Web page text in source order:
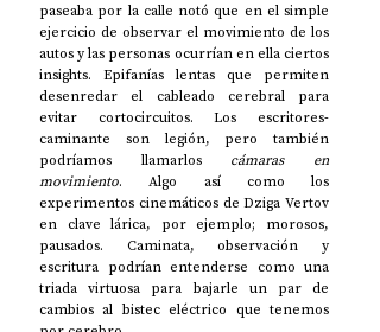
paseaba por la calle notó que en el simple
ejercicio de observar el movimiento de los
autos y las personas ocurrían en ella ciertos
insights. Epifanías lentas que permiten
desenredar el cableado cerebral para
evitar cortocircuitos. Los escritores-
caminante son legión, pero también
podríamos llamarlos cámaras en
movimiento. Algo así como los
experimentos cinemáticos de Dziga Vertov
en clave lárica, por ejemplo; morosos,
pausados. Caminata, observación y
escritura podrían entenderse como una
triada virtuosa para bajarle un par de
cambios al bistec eléctrico que tenemos